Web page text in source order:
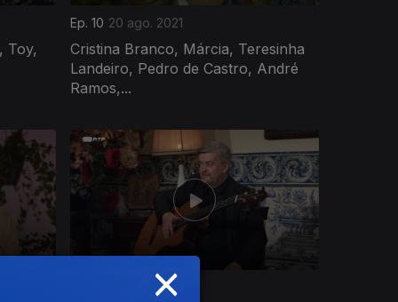
Toy,
Ep. 10 20 ago. 2021
Cristina Branco, Márcia, Teresinha
Landeiro, Pedro de Castro, André
Ramos,...
16 ago. 2021
×